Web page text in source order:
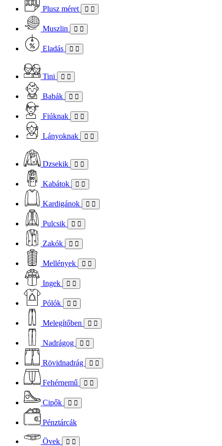
Plusz méret
Muszlin
Eladás
Tini
Babák
Fiúknak
Lányoknak
Dzsekik
Kabátok
Kardigánok
Pulcsik
Zakók
Mellények
Ingek
Pólók
Melegítőben
Nadrágog
Rövidnadrág
Fehérnemű
Cipők
Pénztárcák
Övek